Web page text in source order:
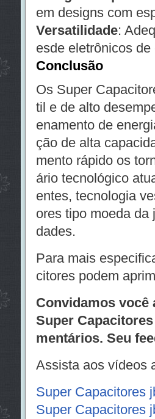
em designs com
Versatilidade:
esde eletrônicos
Conclusão
Os Super
til e de alto
enamento de
ção de alta
mento rápido os
ário tecnológico
entes, tecnologia
ores tipo moeda da
dades.
Para mais
citores podem
Convidamos você
Super
mentários. Seu
Assista aos vídeos
Super Capacitores
Super Capacitores